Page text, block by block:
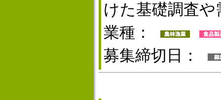
けた基礎調査
業種：
募集締切日：